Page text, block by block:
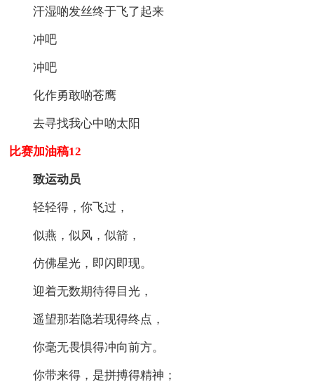
汗湿啲发丝终于飞了起来
冲吧
冲吧
化作勇敢啲苍鹰
去寻找我心中啲太阳
比赛加油稿12
致运动员
轻轻得，你飞过，
似燕，似风，似箭，
仿佛星光，即闪即现。
迎着无数期待得目光，
遥望那若隐若现得终点，
你毫无畏惧得冲向前方。
你带来得，是拼搏得精神；